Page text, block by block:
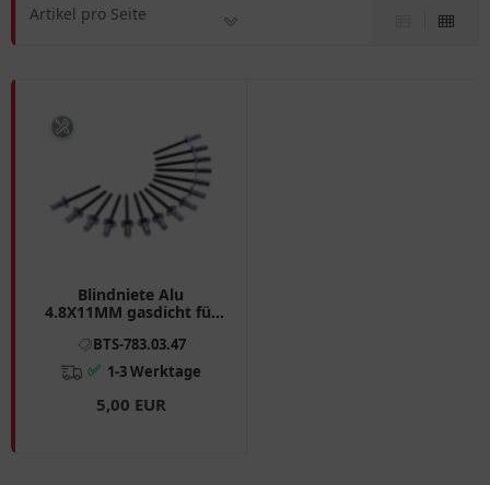
Artikel pro Seite
Blindniete Alu
4.8X11MM gasdicht für
BTS-783.03.47
✅ 1-3 Werktage
5,00 EUR